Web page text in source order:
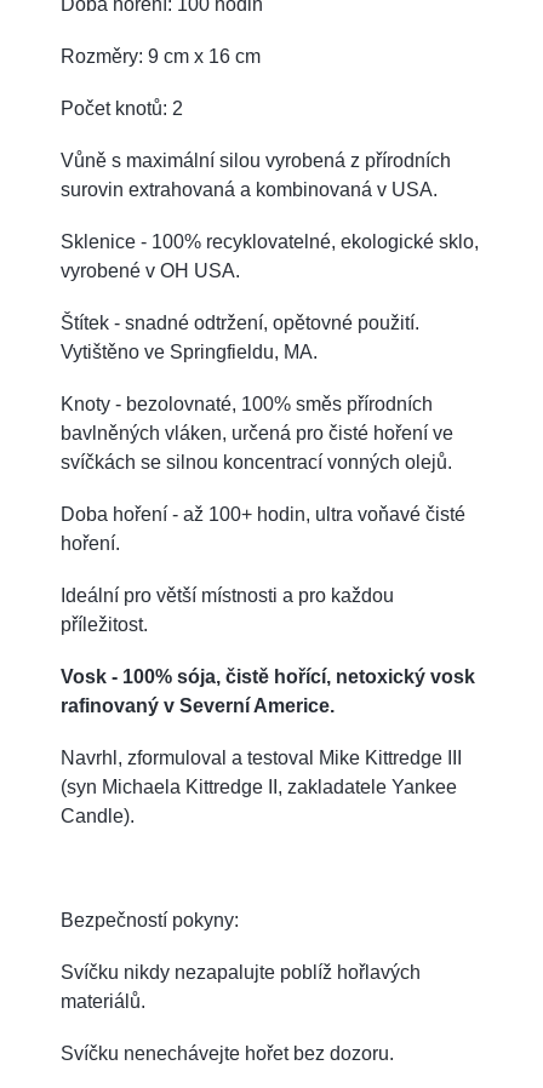
Rozměry: 9 cm x 16 cm
Počet knotů: 2
Vůně s maximální silou vyrobená z přírodních
surovin extrahovaná a kombinovaná v USA.
Sklenice - 100% recyklovatelné, ekologické sklo,
vyrobené v OH USA.
Štítek - snadné odtržení, opětovné použití.
Vytištěno ve Springfieldu, MA.
Knoty - bezolovnaté, 100% směs přírodních
bavlněných vláken, určená pro čisté hoření ve
svíčkách se silnou koncentrací vonných olejů.
Doba hoření - až 100+ hodin, ultra voňavé čisté
hoření.
Ideální pro větší místnosti a pro každou
příležitost.
Vosk - 100% sója, čistě hořící, netoxický vosk
rafinovaný v Severní Americe.
Navrhl, zformuloval a testoval Mike Kittredge III
(syn Michaela Kittredge II, zakladatele Yankee
Candle).
Bezpečností pokyny:
Svíčku nikdy nezapalujte poblíž hořlavých
materiálů.
Svíčku nenechávejte hořet bez dozoru.